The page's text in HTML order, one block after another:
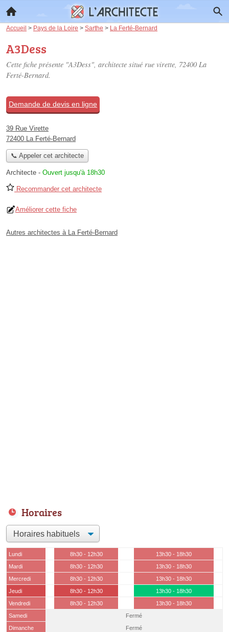
Accueil > Pays de la Loire > Sarthe > La Ferté-Bernard
A3Dess
Cette fiche présente "A3Dess", architecte situé rue virette, 72400 La
Ferté-Bernard.
Demande de devis en ligne
39 Rue Virette
72400 La Ferté-Bernard
📞 Appeler cet architecte
Architecte - Ouvert jusqu'à 18h30
Recommander cet architecte
Améliorer cette fiche
Autres architectes à La Ferté-Bernard
Horaires
Lundi 8h30 - 12h30
13h30 - 18h30
Mardi
8h30 - 12h30
13h30 - 18h30
Mercredi
8h30 - 12h30
13h30 - 18h30
Jeudi
8h30 - 12h30
13h30 - 18h30
Vendredi
8h30 - 12h30
13h30 - 18h30
Samedi
Fermé
Dimanche
Fermé